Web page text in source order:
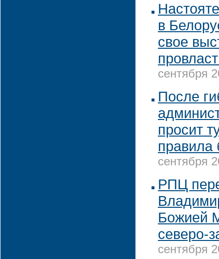
в
свое
сентября
После
просит
правила
сентября
РПЦ
Божией
северо-
сентября